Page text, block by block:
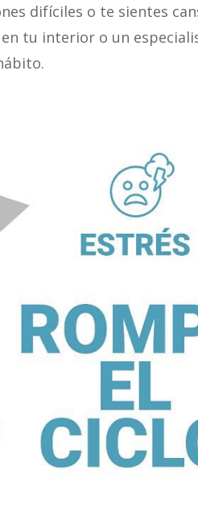
difíciles o te sientes
tu interior o un